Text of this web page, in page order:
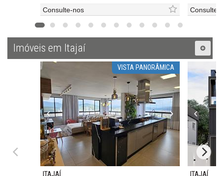
Consulte-nos
Imóveis em Itajaí
VISTA PANORÂMICA
ITAJAÍ ITAJAÍ